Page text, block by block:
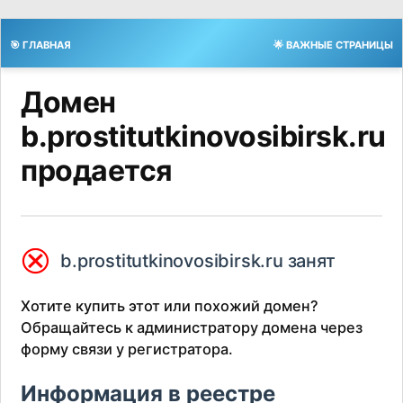
🎯 ГЛАВНАЯ 🌟 ВАЖНЫЕ СТРАНИЦЫ
Домен
b.prostitutkinovosibirsk.ru
продается
⮿ b.prostitutkinovosibirsk.ru занят
Хотите купить этот или похожий домен?
Обращайтесь к администратору домена через
форму связи у регистратора.
Информация в реестре